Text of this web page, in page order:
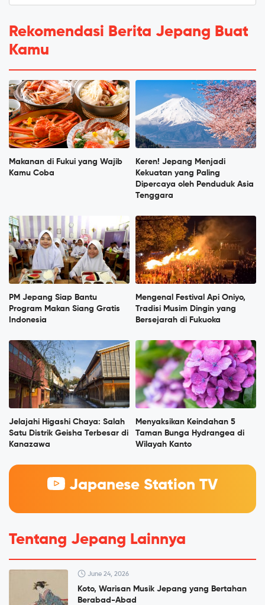
Rekomendasi Berita Jepang Buat
Kamu
Makanan di Fukui yang Wajib
Kamu Coba
Keren! Jepang Menjadi
Kekuatan yang Paling
Dipercaya oleh Penduduk Asia
Tenggara
PM Jepang Siap Bantu
Program Makan Siang Gratis
Indonesia
Mengenal Festival Api Oniyo,
Tradisi Musim Dingin yang
Bersejarah di Fukuoka
Jelajahi Higashi Chaya: Salah
Satu Distrik Geisha Terbesar di
Kanazawa
Menyaksikan Keindahan 5
Taman Bunga Hydrangea di
Wilayah Kanto
Japanese Station TV
Tentang Jepang Lainnya
June 24, 2026
Koto, Warisan Musik Jepang yang Bertahan
Berabad-Abad